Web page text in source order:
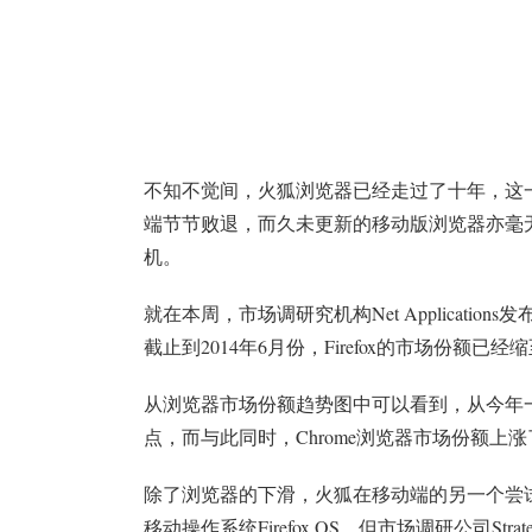
不知不觉间，火狐浏览器已经走过了十年，
端节节败退，而久未更新的移动版浏览器亦
机。
就在本周，市场调研究机构Net Applications
截止到2014年6月份，Firefox的市场份额已经
从浏览器市场份额趋势图中可以看到，从今
点，而与此同时，Chrome浏览器市场份额上
除了浏览器的下滑，火狐在移动端的另一个
移动操作系统Firefox OS，但市场调研公司